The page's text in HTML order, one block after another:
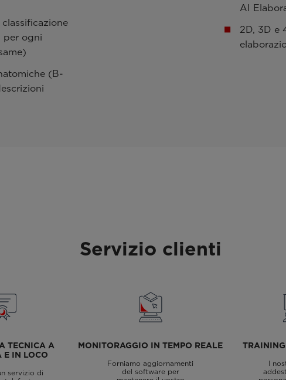
per ogni
(B-
AI
2D, 3D e
Servizio clienti
TECNICA A
E IN LOCO
servizio di
MONITORAGGIO IN TEMPO REALE
Forniamo aggiornamenti
del software per
I